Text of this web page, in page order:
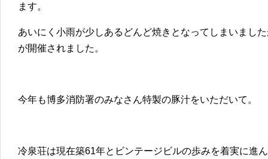
ます。
あいにく小雨が少しあるどんど焼きとなってしまいまし
が開催されました。
今年も博多消防署のみなさん特製の豚汁をいただいて。
冷泉荘は現在築61年とビンテージビルの歩みを着実に進